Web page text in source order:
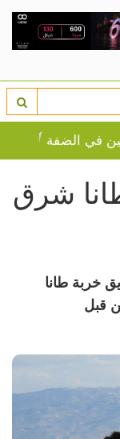
الضفة
شرق
خربة طانا
قبل